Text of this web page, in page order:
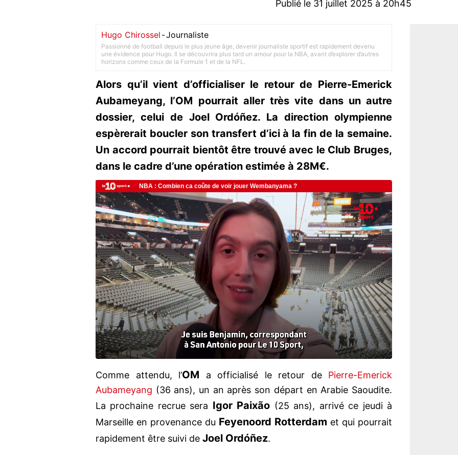
Publié le 31 juillet 2025 à 20h45
Hugo Chirossel -Journaliste
Passionné de football depuis le plus jeune âge, devenir journaliste sportif est rapidement devenu
une évidence pour Hugo. Il se découvrira plus tard un amour pour la NBA, avant d’explorer d’autres
horizons comme ceux de la Formule 1 et de la NFL.
Alors qu’il vient d’officialiser le retour de Pierre-Emerick
Aubameyang, l’OM pourrait aller très vite dans un autre
dossier, celui de Joel Ordóñez. La direction olympienne
espèrerait boucler son transfert d’ici à la fin de la semaine.
Un accord pourrait bientôt être trouvé avec le Club Bruges,
dans le cadre d’une opération estimée à 28M€.
Comme attendu, l’OM a officialisé le retour de Pierre-Emerick
Aubameyang (36 ans), un an après son départ en Arabie Saoudite.
La prochaine recrue sera Igor Paixão (25 ans), arrivé ce jeudi à
Marseille en provenance du Feyenoord Rotterdam et qui pourrait
rapidement être suivi de Joel Ordóñez.